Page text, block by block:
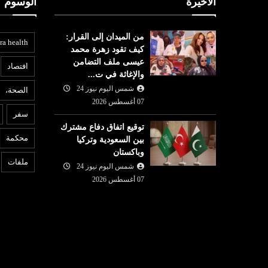
من الميدان إلى القرار:
كيف تقود زهرة محمد
عيسى ملف التضامن
والإغاثة في ت...
شمس اليوم نيوز 24
07 أغسطس 2026
توقيع اتفاق دفاع مشترك
بين السعودية وتركيا
وباكستان
شمس اليوم نيوز 24
07 أغسطس 2026
health
افتصاد
الصحة،
سفر
محكمة
ملفات
07 أغسطس
شمس اليوم نيوز 24
07 أغسطس
2026
الدينار التونسي يُحافظ على
استقراره أمام اليورو